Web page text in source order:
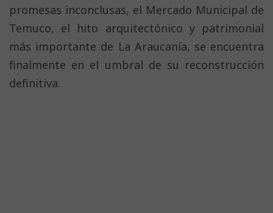
promesas inconclusas, el Mercado Municipal de
Temuco, el hito arquitectónico y patrimonial
más importante de La Araucanía, se encuentra
finalmente en el umbral de su reconstrucción
definitiva.